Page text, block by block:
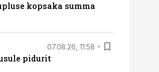
kopsaka summa
07.08.26, 11:58
pidurit